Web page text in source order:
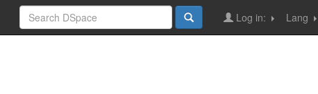
Lang
Log in: